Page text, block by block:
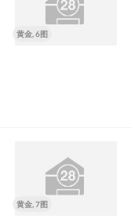
黄金, 6图
黄金, 7图